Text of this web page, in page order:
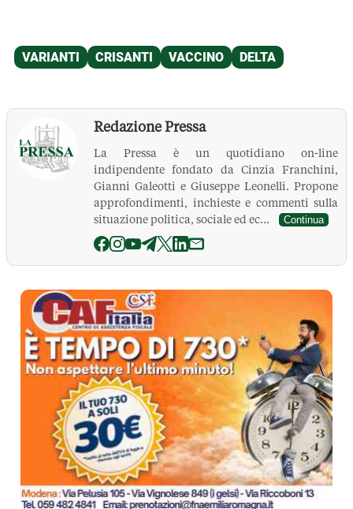
Redazione Pressa
La Pressa è un quotidiano on-line
indipendente fondato da Cinzia Franchini,
Gianni Galeotti e Giuseppe Leonelli. Propone
approfondimenti, inchieste e commenti sulla
situazione politica, sociale ed ec...
Continua
La Pressa